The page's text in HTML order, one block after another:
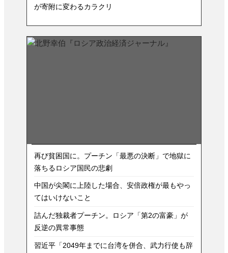
が寄附に変わるカラクリ
再び貧困国に。プーチン「最悪の決断」で地獄に
落ちるロシア国民の悲劇
中国が尖閣に上陸した場合、安倍政権が最もやっ
てはいけないこと
詰んだ独裁者プーチン。ロシア「第2の富豪」が
反逆の異常事態
習近平「2049年までに台湾を併合、武力行使も辞